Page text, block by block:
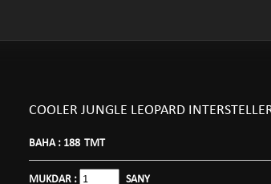
COOLER JUNGLE LEOPARD
BAHA : 188 TMT
MUKDAR : SANY